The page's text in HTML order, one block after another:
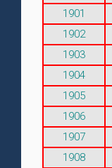
1901
1902
1903
1904
1905
1906
1907
1908